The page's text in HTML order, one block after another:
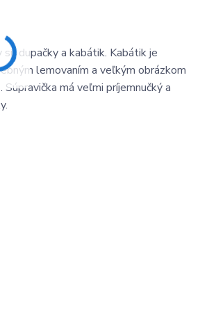
dupačky a kabátik. Kabátik je
lemovaním a veľkým obrázkom
má veľmi príjemnučký a